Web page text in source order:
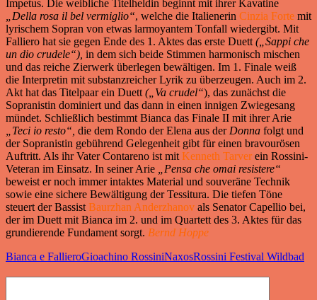
Impetus. Die weibliche Titelheldin beginnt mit ihrer Kavatine
„Della rosa il bel vermiglio“, welche die Italienerin Cinzia Forte mit
lyrischem Sopran von etwas larmoyantem Tonfall wiedergibt. Mit
Falliero hat sie gegen Ende des 1. Aktes das erste Duett („Sappi che
un dio crudele“), in dem sich beide Stimmen harmonisch mischen
und das reiche Zierwerk überlegen bewältigen. Im 1. Finale weiß
die Interpretin mit substanzreicher Lyrik zu überzeugen. Auch im 2.
Akt hat das Titelpaar ein Duett („Va crudel“), das zunächst die
Sopranistin dominiert und das dann in einen innigen Zwiegesang
mündet. Schließlich bestimmt Bianca das Finale II mit ihrer Arie
„Teci io resto“, die dem Rondo der Elena aus der Donna folgt und
der Sopranistin gebührend Gelegenheit gibt für einen bravourösen
Auftritt. Als ihr Vater Contareno ist mit Kenneth Tarver ein Rossini-
Veteran im Einsatz. In seiner Arie
„Pensa che omai resistere“
beweist er noch immer intaktes Material und souveräne Technik
sowie eine sichere Bewältigung der Tessitura. Die tiefen Töne
steuert der Bassist Baurzhan Anderzhanov als Senator Capellio bei,
der im Duett mit Bianca im 2. und im Quartett des 3. Aktes für das
grundierende Fundament sorgt. Bernd Hoppe
Bianca e FallieroGioachino RossiniNaxosRossini Festival Wildbad